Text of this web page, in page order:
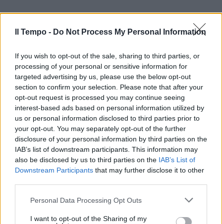
Il Tempo - Do Not Process My Personal Information
If you wish to opt-out of the sale, sharing to third parties, or
processing of your personal or sensitive information for
targeted advertising by us, please use the below opt-out
section to confirm your selection. Please note that after your
opt-out request is processed you may continue seeing
interest-based ads based on personal information utilized by
us or personal information disclosed to third parties prior to
your opt-out. You may separately opt-out of the further
disclosure of your personal information by third parties on the
IAB’s list of downstream participants. This information may
also be disclosed by us to third parties on the IAB’s List of
Downstream Participants that may further disclose it to other
Personal Data Processing Opt Outs
I want to opt-out of the Sharing of my